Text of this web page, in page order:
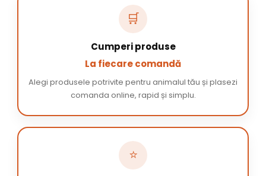
🛒
Cumperi produse
La fiecare comandă
Alegi produsele potrivite pentru animalul tău și plasezi
comanda online, rapid și simplu.
⭐